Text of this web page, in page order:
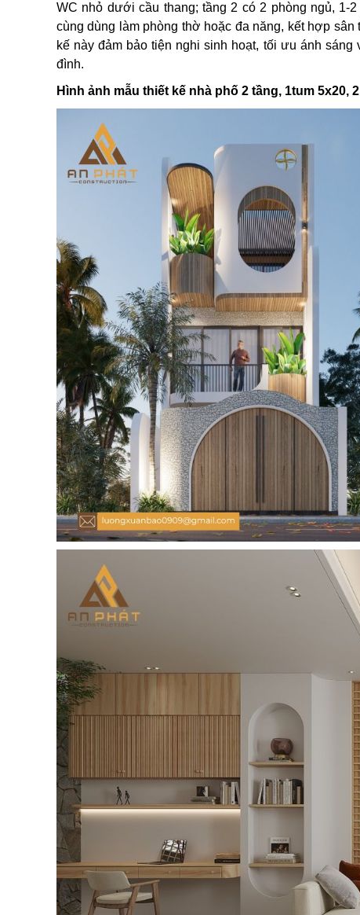
WC nhỏ dưới cầu thang; tầng 2 có 2 phòng ngủ, 1-
cùng dùng làm phòng thờ hoặc đa năng, kết hợp
kế này đảm bảo tiện nghi sinh hoạt, tối ưu ánh
đình.
Hình ảnh mẫu thiết kế nhà phố 2 tầng, 1tum 5x20,